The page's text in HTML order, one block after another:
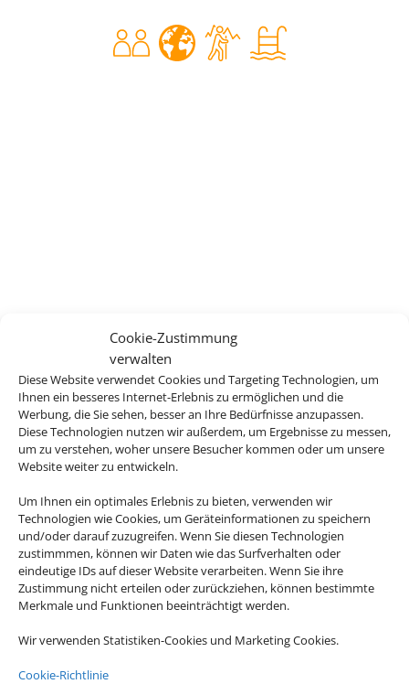
Cookie-Zustimmung
verwalten
Diese Website verwendet Cookies und Targeting Technologien, um
Ihnen ein besseres Internet-Erlebnis zu ermöglichen und die
Werbung, die Sie sehen, besser an Ihre Bedürfnisse anzupassen.
Diese Technologien nutzen wir außerdem, um Ergebnisse zu messen,
um zu verstehen, woher unsere Besucher kommen oder um unsere
Website weiter zu entwickeln.
Um Ihnen ein optimales Erlebnis zu bieten, verwenden wir
Technologien wie Cookies, um Geräteinformationen zu speichern
und/oder darauf zuzugreifen. Wenn Sie diesen Technologien
zustimmmen, können wir Daten wie das Surfverhalten oder
eindeutige IDs auf dieser Website verarbeiten. Wenn Sie ihre
Zustimmung nicht erteilen oder zurückziehen, können bestimmte
Merkmale und Funktionen beeinträchtigt werden.
Wir verwenden Statistiken-Cookies und Marketing Cookies.
Cookie-Richtlinie